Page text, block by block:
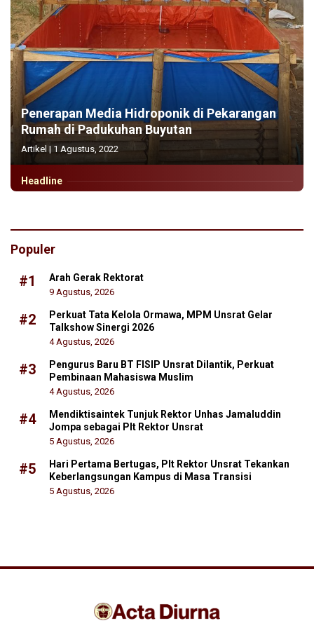
Penerapan Media Hidroponik di Pekarangan
Rumah di Padukuhan Buyutan
Artikel | 1 Agustus, 2022
Headline
Populer
#1 Arah Gerak Rektorat
9 Agustus, 2026
#2
Perkuat Tata Kelola Ormawa, MPM Unsrat Gelar
Talkshow Sinergi 2026
4 Agustus, 2026
#3
Pengurus Baru BT FISIP Unsrat Dilantik, Perkuat
Pembinaan Mahasiswa Muslim
4 Agustus, 2026
#4
Mendiktisaintek Tunjuk Rektor Unhas Jamaluddin
Jompa sebagai Plt Rektor Unsrat
5 Agustus, 2026
#5
Hari Pertama Bertugas, Plt Rektor Unsrat Tekankan
Keberlangsungan Kampus di Masa Transisi
5 Agustus, 2026